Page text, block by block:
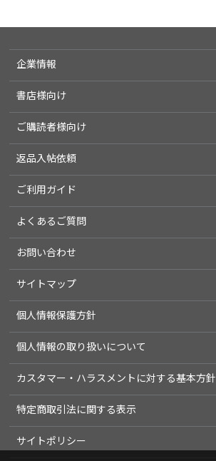
企業情報
書店様向け
ご購読者様向け
返品入帖依頼
ご利用ガイド
よくあるご質問
お問い合わせ
サイトマップ
個人情報保護方針
個人情報の取り扱いについて
カスタマー・ハラスメントに対する基本方針
特定商取引法に関する表示
サイトポリシー